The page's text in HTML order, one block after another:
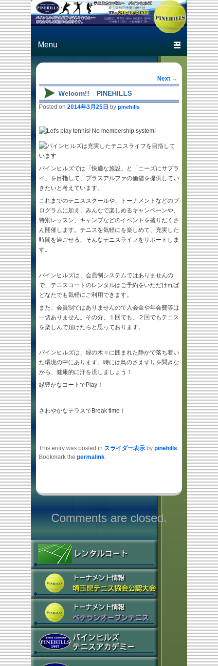
テニスカン
Just another テニスカン
パニー パインヒルズ
Post
navigation
Next →
Welcom!! PINEHILLS
Posted on 2014年3月25日 by pinehills
パインヒルズでは「快適な施設」と「ニーズにサプラ
イ」を目指して、プラスアルファの価値を提供してい
きたいと考えています。
これまでのテニススクールや、トーナメントなどのプ
ログラムに加え、みんなで楽しめるキャンペーンや、
特別レッスン、キャンプなどのイベントを盛りだくさ
ん開催します。テニスを気軽にを楽しめて、充実した
時間を過ごせる、そんなテニスライフをサポートしま
す。
パインヒルズは、会員制システムではありませんの
で、 テニスコートのレンタルはご予約をいただければ
どなたでも気軽にご利用できます。
また、会員制ではありませんので入会金や年会費等は
一切ありません。その分、１回でも、２回でもテニス
を楽しんで頂けたらと思っております。
パインヒルズは、緑の木々に囲まれた静かで落ち着い
た環境の中にあります。時には鳥のさえずりを聞きな
がら、健康的に汗を流しましょう！
緑豊かなコートでPlay！
さわやかなテラスでBreak time！
This entry was posted in スライダー表示by pinehills.
Bookmark the permalink.
Comments are closed.